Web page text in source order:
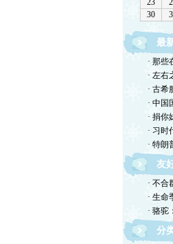
最
· 那些
· 左右
· 古希
· 中国
· 捐你
· 习时
· 特朗
友
· 不合
· 生命
· 骆驼
分